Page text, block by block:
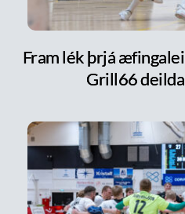
Fram lék þrjá
Grill66